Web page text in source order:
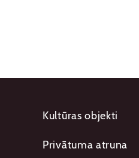
Kultūras objekti
Privātuma atruna